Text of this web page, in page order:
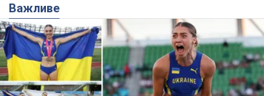
Важливе